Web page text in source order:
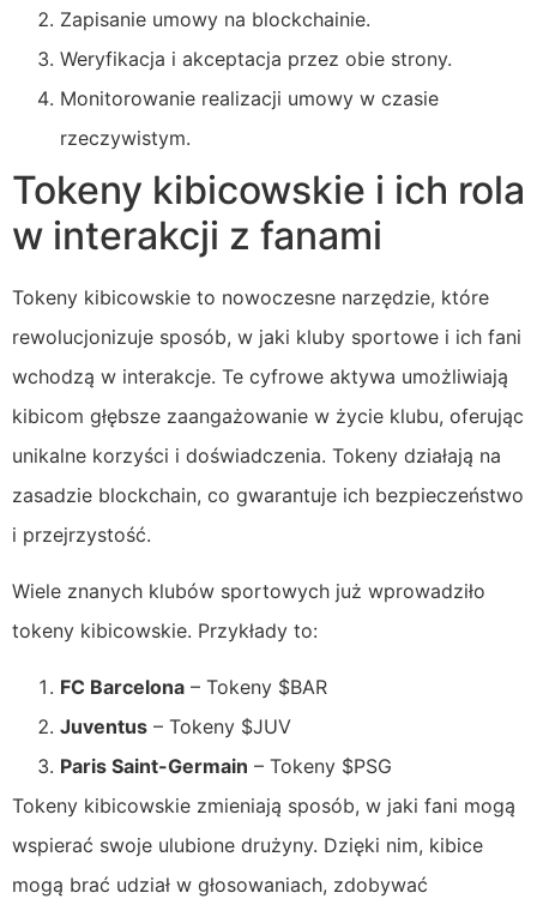
Zapisanie umowy na blockchainie.
Weryfikacja i akceptacja przez obie strony.
Monitorowanie realizacji umowy w czasie
rzeczywistym.
Tokeny kibicowskie i ich rola
w interakcji z fanami
Tokeny kibicowskie to nowoczesne narzędzie, które
rewolucjonizuje sposób, w jaki kluby sportowe i ich fani
wchodzą w interakcje. Te cyfrowe aktywa umożliwiają
kibicom głębsze zaangażowanie w życie klubu, oferując
unikalne korzyści i doświadczenia. Tokeny działają na
zasadzie blockchain, co gwarantuje ich bezpieczeństwo
i przejrzystość.
Wiele znanych klubów sportowych już wprowadziło
tokeny kibicowskie. Przykłady to:
FC Barcelona – Tokeny $BAR
Juventus – Tokeny $JUV
Paris Saint-Germain – Tokeny $PSG
Tokeny kibicowskie zmieniają sposób, w jaki fani mogą
wspierać swoje ulubione drużyny. Dzięki nim, kibice
mogą brać udział w głosowaniach, zdobywać